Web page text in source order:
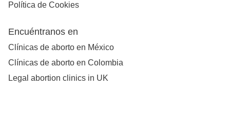
Política de Cookies
Encuéntranos en
Clínicas de aborto en México
Clínicas de aborto en Colombia
Legal abortion clinics in UK